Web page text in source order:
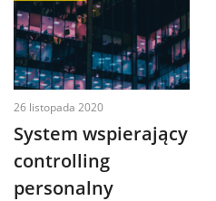
26 listopada 2020
System wspierający
controlling
personalny